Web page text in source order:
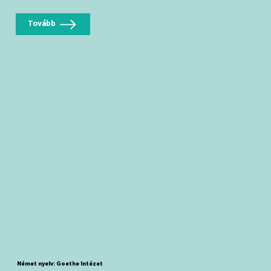
Német nyelv: Goethe Intézet
Tovább